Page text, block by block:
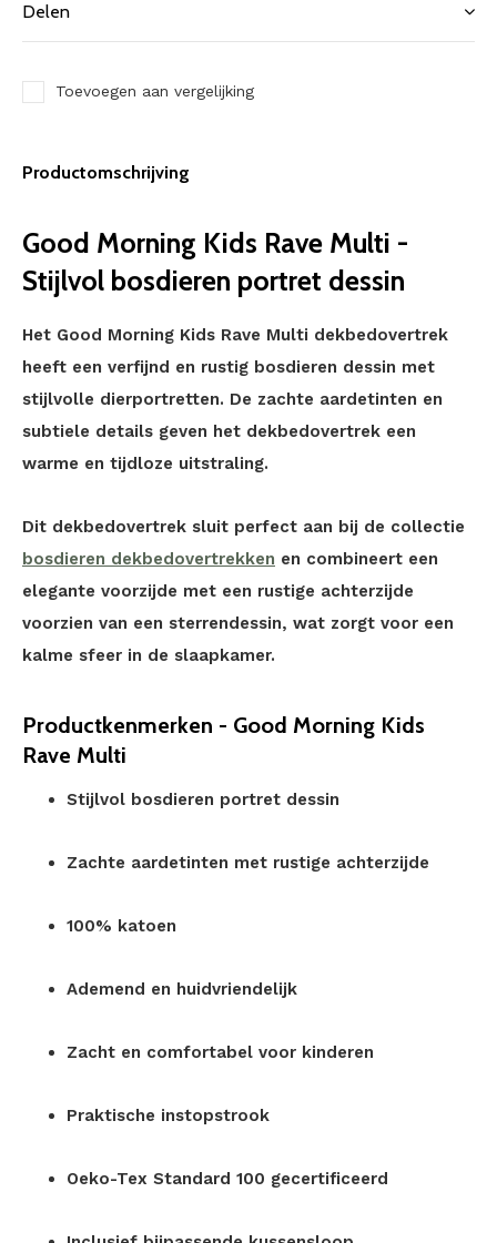
Delen
Toevoegen aan vergelijking
Productomschrijving
Good Morning Kids Rave Multi -
Stijlvol bosdieren portret dessin
Het Good Morning Kids Rave Multi dekbedovertrek
heeft een verfijnd en rustig bosdieren dessin met
stijlvolle dierportretten. De zachte aardetinten en
subtiele details geven het dekbedovertrek een
warme en tijdloze uitstraling.
Dit dekbedovertrek sluit perfect aan bij de collectie
bosdieren dekbedovertrekken en combineert een
elegante voorzijde met een rustige achterzijde
voorzien van een sterrendessin, wat zorgt voor een
kalme sfeer in de slaapkamer.
Productkenmerken - Good Morning Kids
Rave Multi
Stijlvol bosdieren portret dessin
Zachte aardetinten met rustige achterzijde
100% katoen
Ademend en huidvriendelijk
Zacht en comfortabel voor kinderen
Praktische instopstrook
Oeko-Tex Standard 100 gecertificeerd